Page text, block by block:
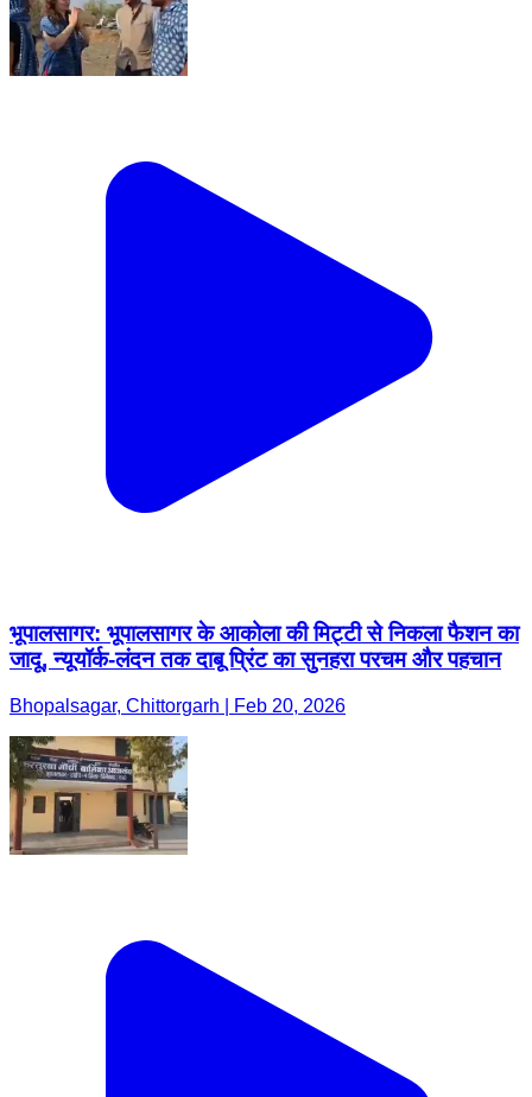
भूपालसागर: भूपालसागर के आकोला की मिट्टी से निकला फैशन का
जादू, न्यूयॉर्क-लंदन तक दाबू प्रिंट का सुनहरा परचम और पहचान
Bhopalsagar, Chittorgarh | Feb 20, 2026